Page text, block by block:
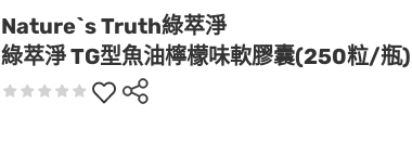
Nature`s Truth綠萃淨
綠萃淨 TG型魚油檸檬味軟膠囊(250粒/瓶)